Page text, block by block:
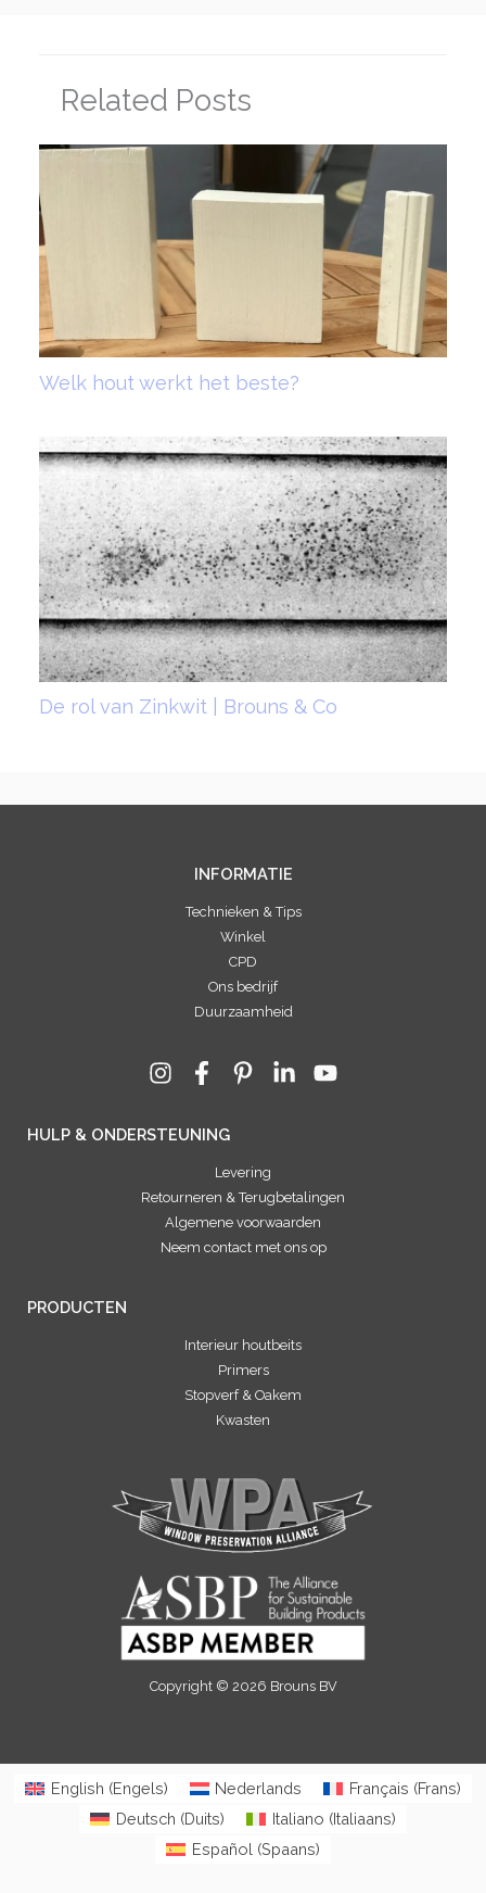
Related Posts
Welk hout werkt het beste?
De rol van Zinkwit | Brouns & Co
INFORMATIE
Technieken & Tips
Winkel
CPD
Ons bedrijf
Duurzaamheid
HULP & ONDERSTEUNING
Levering
Retourneren & Terugbetalingen
Algemene voorwaarden
Neem contact met ons op
PRODUCTEN
Interieur houtbeits
Primers
Stopverf & Oakem
Kwasten
Copyright © 2026 Brouns BV
English (Engels) Nederlands Français (Frans)
Deutsch (Duits) Italiano (Italiaans)
Español (Spaans)